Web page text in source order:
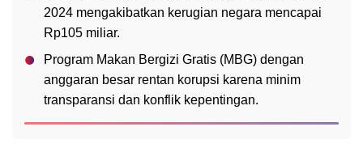
2024 mengakibatkan kerugian negara mencapai
Rp105 miliar.
Program Makan Bergizi Gratis (MBG) dengan
anggaran besar rentan korupsi karena minim
transparansi dan konflik kepentingan.